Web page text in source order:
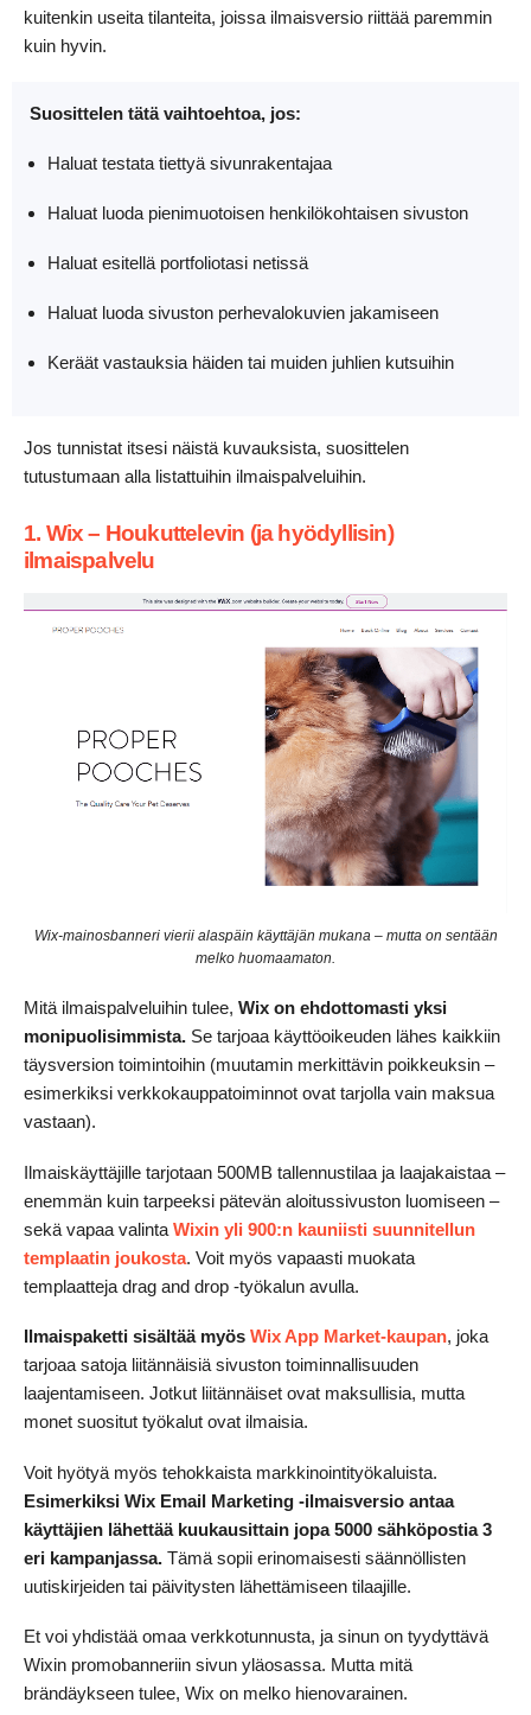
kuitenkin useita tilanteita, joissa ilmaisversio riittää paremmin
kuin hyvin.
Suosittelen tätä vaihtoehtoa, jos:
Haluat testata tiettyä sivunrakentajaa
Haluat luoda pienimuotoisen henkilökohtaisen sivuston
Haluat esitellä portfoliotasi netissä
Haluat luoda sivuston perhevalokuvien jakamiseen
Keräät vastauksia häiden tai muiden juhlien kutsuihin
Jos tunnistat itsesi näistä kuvauksista, suosittelen
tutustumaan alla listattuihin ilmaispalveluihin.
1. Wix – Houkuttelevin (ja hyödyllisin)
ilmaispalvelu
Wix-mainosbanneri vierii alaspäin käyttäjän mukana – mutta on sentään
melko huomaamaton.
Mitä ilmaispalveluihin tulee, Wix on ehdottomasti yksi
monipuolisimmista. Se tarjoaa käyttöoikeuden lähes kaikkiin
täysversion toimintoihin (muutamin merkittävin poikkeuksin –
esimerkiksi verkkokauppatoiminnot ovat tarjolla vain maksua
vastaan).
Ilmaiskäyttäjille tarjotaan 500MB tallennustilaa ja laajakaistaa –
enemmän kuin tarpeeksi pätevän aloitussivuston luomiseen –
sekä vapaa valinta Wixin yli 900:n kauniisti suunnitellun
templaatin joukosta. Voit myös vapaasti muokata
templaatteja drag and drop -työkalun avulla.
Ilmaispaketti sisältää myös Wix App Market-kaupan, joka
tarjoaa satoja liitännäisiä sivuston toiminnallisuuden
laajentamiseen. Jotkut liitännäiset ovat maksullisia, mutta
monet suositut työkalut ovat ilmaisia.
Voit hyötyä myös tehokkaista markkinointityökaluista.
Esimerkiksi Wix Email Marketing -ilmaisversio antaa
käyttäjien lähettää kuukausittain jopa 5000 sähköpostia 3
eri kampanjassa. Tämä sopii erinomaisesti säännöllisten
uutiskirjeiden tai päivitysten lähettämiseen tilaajille.
Et voi yhdistää omaa verkkotunnusta, ja sinun on tyydyttävä
Wixin promobanneriin sivun yläosassa. Mutta mitä
brändäykseen tulee, Wix on melko hienovarainen.